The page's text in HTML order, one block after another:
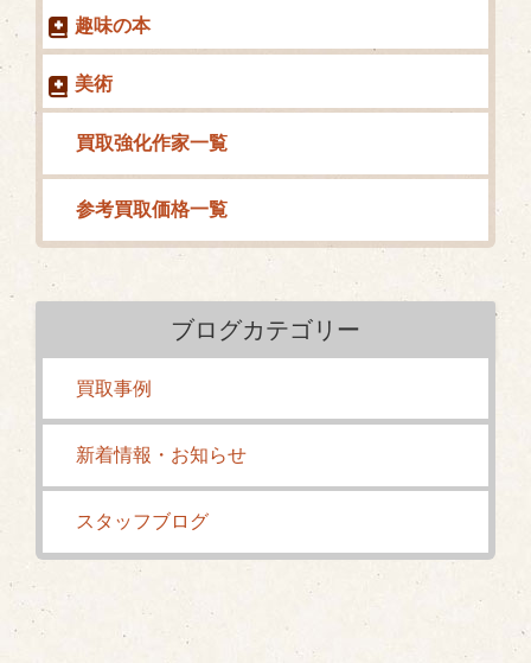
趣味の本
美術
買取強化作家一覧
参考買取価格一覧
ブログカテゴリー
買取事例
新着情報・お知らせ
スタッフブログ